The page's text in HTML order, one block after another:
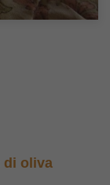
di oliva